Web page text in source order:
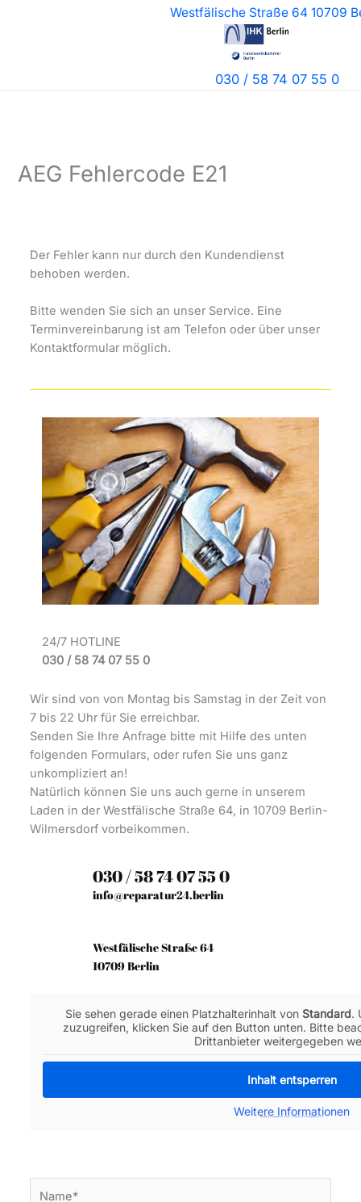
Westfälische Straße 64 10709
030 / 58 74 07 55 0
AEG Fehlercode E21
Der Fehler kann nur durch den Kundendienst
behoben werden.
Bitte wenden Sie sich an unser Service. Eine
Terminvereinbarung ist am Telefon oder über unser
Kontaktformular möglich.
24/7 HOTLINE
030 / 58 74 07 55 0
Wir sind von von Montag bis Samstag in der Zeit von
7 bis 22 Uhr für Sie erreichbar.
Senden Sie Ihre Anfrage bitte mit Hilfe des unten
folgenden Formulars, oder rufen Sie uns ganz
unkompliziert an!
Natürlich können Sie uns auch gerne in unserem
Laden in der Westfälische Straße 64, in 10709 Berlin-
Wilmersdorf vorbeikommen.
030 / 58 74 07 55 0
info@reparatur24.berlin
Westfälische Straße 64
10709 Berlin
Sie sehen gerade einen Platzhalterinhalt von Standard.
zuzugreifen, klicken Sie auf den Button unten. Bitte
Drittanbieter weitergegeben
Inhalt entsperren
Weitere Informationen